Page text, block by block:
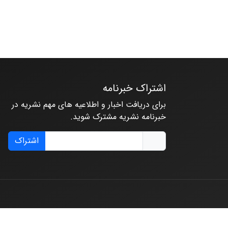
اشتراک خبرنامه
برای دریافت اخبار و اطلاعیه های مهم نشریه در
خبرنامه نشریه مشترک شوید.
اشتراک